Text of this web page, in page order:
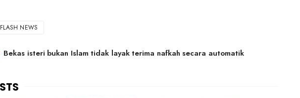
FLASH NEWS
Bekas isteri bukan Islam tidak layak terima nafkah secara automatik